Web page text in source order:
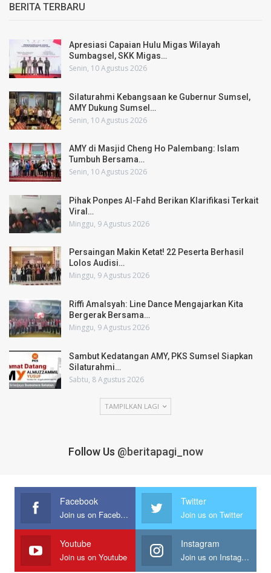
BERITA TERBARU
Apresiasi Capaian Hulu Migas Wilayah
Sumbagsel, SKK Migas…
Senin, 10 Agustus 2026
Silaturahmi Kebangsaan ke Gubernur Sumsel,
AMY Dukung Sumsel…
Senin, 10 Agustus 2026
AMY di Masjid Cheng Ho Palembang: Islam
Tumbuh Bersama…
Senin, 10 Agustus 2026
Pihak Ponpes Al-Fahd Berikan Klarifikasi Terkait
Viral…
Minggu, 9 Agustus 2026
Persaingan Makin Ketat! 22 Peserta Berhasil
Lolos Audisi…
Minggu, 9 Agustus 2026
Riffi Amalsyah: Line Dance Mengajarkan Kita
Bergerak Bersama…
Minggu, 9 Agustus 2026
Sambut Kedatangan AMY, PKS Sumsel Siapkan
Silaturahmi…
Sabtu, 8 Agustus 2026
TAMPILKAN LAGI
Follow Us @beritapagi_now
Facebook
Join us on Facebook
Twitter
Join us on Twitter
Youtube
Join us on Youtube
Instagram
Join us on Instagram